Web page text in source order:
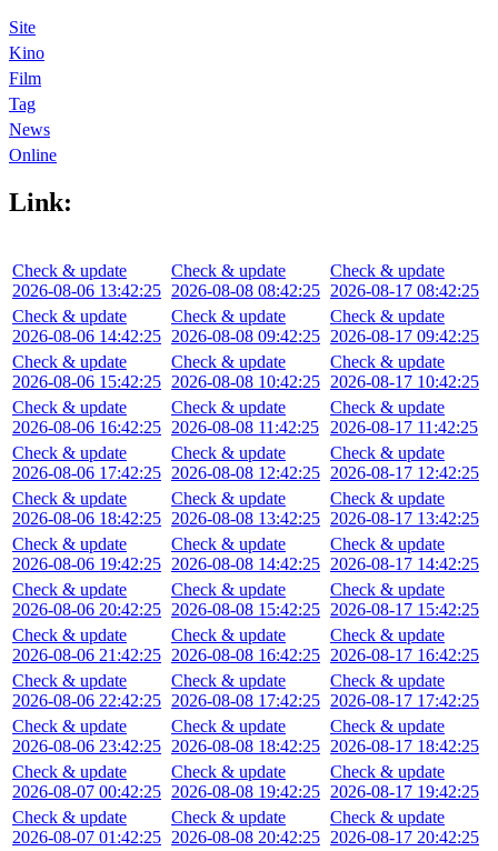
Site
Kino
Film
Tag
News
Online
Link:
Check & update
2026-08-06 13:42:25
Check & update
2026-08-06 14:42:25
Check & update
2026-08-06 15:42:25
Check & update
2026-08-06 16:42:25
Check & update
2026-08-06 17:42:25
Check & update
2026-08-06 18:42:25
Check & update
2026-08-06 19:42:25
Check & update
2026-08-06 20:42:25
Check & update
2026-08-06 21:42:25
Check & update
2026-08-06 22:42:25
Check & update
2026-08-06 23:42:25
Check & update
2026-08-07 00:42:25
Check & update
2026-08-07 01:42:25
Check & update
2026-08-08 08:42:25
Check & update
2026-08-08 09:42:25
Check & update
2026-08-08 10:42:25
Check & update
2026-08-08 11:42:25
Check & update
2026-08-08 12:42:25
Check & update
2026-08-08 13:42:25
Check & update
2026-08-08 14:42:25
Check & update
2026-08-08 15:42:25
Check & update
2026-08-08 16:42:25
Check & update
2026-08-08 17:42:25
Check & update
2026-08-08 18:42:25
Check & update
2026-08-08 19:42:25
Check & update
2026-08-08 20:42:25
Check & update
2026-08-17 08:42:25
Check & update
2026-08-17 09:42:25
Check & update
2026-08-17 10:42:25
Check & update
2026-08-17 11:42:25
Check & update
2026-08-17 12:42:25
Check & update
2026-08-17 13:42:25
Check & update
2026-08-17 14:42:25
Check & update
2026-08-17 15:42:25
Check & update
2026-08-17 16:42:25
Check & update
2026-08-17 17:42:25
Check & update
2026-08-17 18:42:25
Check & update
2026-08-17 19:42:25
Check & update
2026-08-17 20:42:25